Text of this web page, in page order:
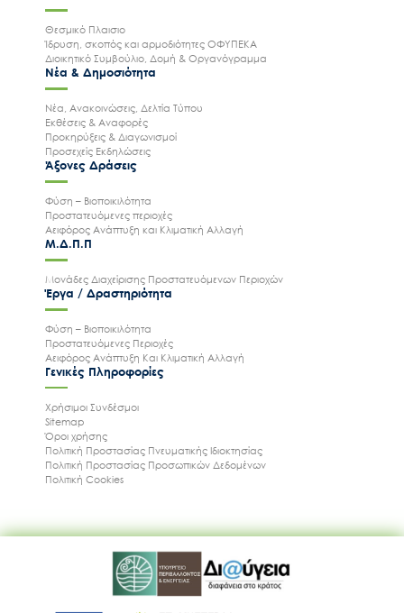
Θεσμικό Πλαισιο
Ίδρυση, σκοπός και αρμοδιότητες ΟΦΥΠΕΚΑ
Διοικητικό Συμβούλιο, Δομή & Οργανόγραμμα
Νέα & Δημοσιότητα
Νέα, Ανακοινώσεις, Δελτία Τύπου
Εκθέσεις & Αναφορές
Προκηρύξεις & Διαγωνισμοί
Προσεχείς Εκδηλώσεις
Άξονες Δράσεις
Φύση – Βιοποικιλότητα
Προστατευόμενες περιοχές
Αειφόρος Ανάπτυξη και Κλιματική Αλλαγή
Μ.Δ.Π.Π
Μονάδες Διαχείρισης Προστατευόμενων Περιοχών
Έργα / Δραστηριότητα
Φύση – Βιοποικιλότητα
Προστατευόμενες Περιοχές
Αειφόρος Ανάπτυξη Και Κλιματική Αλλαγή
Γενικές Πληροφορίες
Χρήσιμοι Συνδέσμοι
Sitemap
Όροι χρήσης
Πολιτική Προστασίας Πνευματικής Ιδιοκτησίας
Πολιτική Προστασίας Προσωπικών Δεδομένων
Πολιτική Cookies